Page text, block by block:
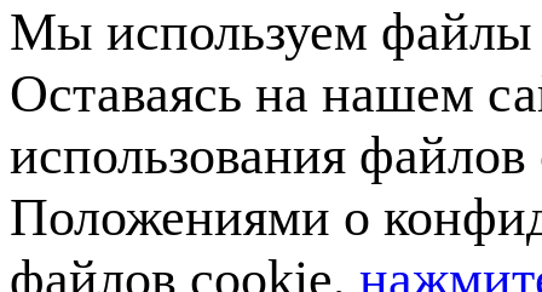
Мы используем файлы
Оставаясь на нашем
использования
Положениями о
файлов cookie,